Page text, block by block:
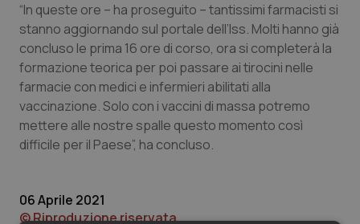
Quotidiano Cardiologia
Quotidiano Chirurgia
Quotidiano Oncologia
Quotidiano Pediatria
Rene & patologie urogenitali
“In queste ore – ha proseguito – tantissimi farmacisti si
stanno aggiornando sul portale dell’Iss. Molti hanno già
concluso le prima 16 ore di corso, ora si completerà la
formazione teorica per poi passare ai tirocini nelle
farmacie con medici e infermieri abilitati alla
vaccinazione. Solo con i vaccini di massa potremo
mettere alle nostre spalle questo momento così
difficile per il Paese”, ha concluso.
06 Aprile 2021
© Riproduzione riservata